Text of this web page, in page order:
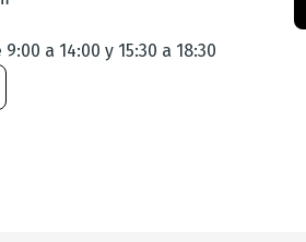
a 14:00 y 15:30 a 18:30